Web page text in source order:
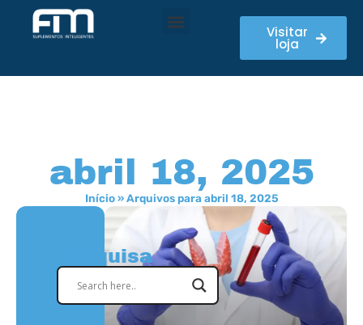
Visitar
loja
abril 18, 2025
Início»Arquivos para abril 18, 2025
Pesquisa